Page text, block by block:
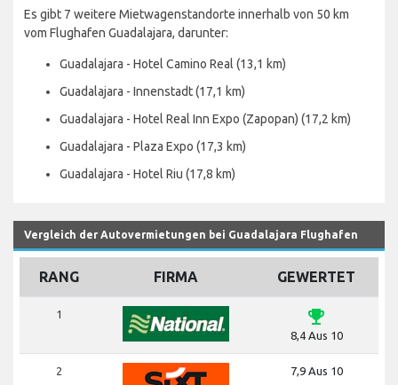
Es gibt 7 weitere Mietwagenstandorte innerhalb von 50 km
vom Flughafen Guadalajara, darunter:
Guadalajara - Hotel Camino Real (13,1 km)
Guadalajara - Innenstadt (17,1 km)
Guadalajara - Hotel Real Inn Expo (Zapopan) (17,2 km)
Guadalajara - Plaza Expo (17,3 km)
Guadalajara - Hotel Riu (17,8 km)
Vergleich der Autovermietungen bei Guadalajara Flughafen
RANG FIRMA GEWERTET
1 emoji_events
8,4 Aus 10
2 7,9 Aus 10